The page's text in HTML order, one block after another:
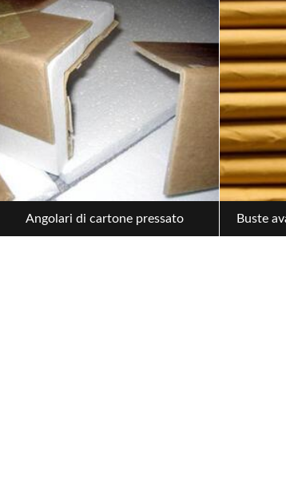
Angolari di cartone pressato Buste